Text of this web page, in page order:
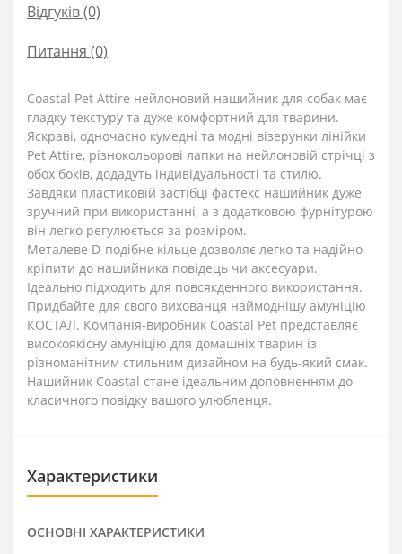
Відгуків (0)
Питання (0)
Coastal Pet Attire нейлоновий нашийник для собак має
гладку текстуру та дуже комфортний для тварини.
Яскраві, одночасно кумедні та модні візерунки лінійки
Pet Attire, різнокольорові лапки на нейлоновій стрічці з
обох боків, додадуть індивідуальності та стилю.
Завдяки пластиковій застібці фастекс нашийник дуже
зручний при використанні, а з додатковою фурнітурою
він легко регулюється за розміром.
Металеве D-подібне кільце дозволяє легко та надійно
кріпити до нашийника повідець чи аксесуари.
Ідеально підходить для повсякденного використання.
Придбайте для свого вихованця наймоднішу амуніцію
КОСТАЛ. Компанія-виробник Coastal Pet представляє
високоякісну амуніцію для домашніх тварин із
різноманітним стильним дизайном на будь-який смак.
Нашийник Coastal стане ідеальним доповненням до
класичного повідку вашого улюбленця.
Характеристики
ОСНОВНІ ХАРАКТЕРИСТИКИ